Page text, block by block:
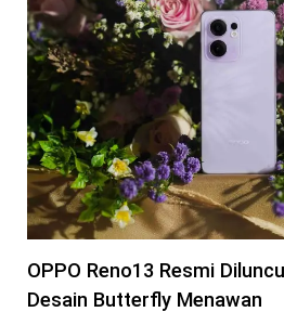
OPPO Reno13 Resmi
Desain Butterfly Menawan